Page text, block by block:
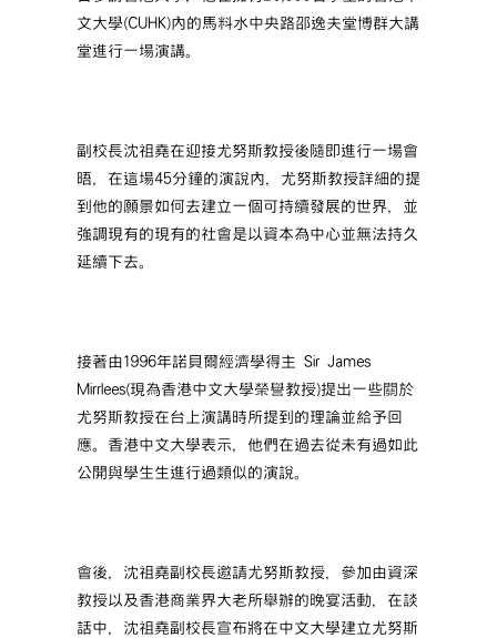
文大學(CUHK)內的馬料水中央路邵逸夫堂博群大講
堂進行一場演講。
副校長沈祖堯在迎接尤努斯教授後隨即進行一場會
晤，在這場45分鐘的演說內，尤努斯教授詳細的提
到他的願景如何去建立一個可持續發展的世界，並
強調現有的現有的社會是以資本為中心並無法持久
延續下去。
接著由1996年諾貝爾經濟學得主 Sir James
Mirrlees(現為香港中文大學榮譽教授)提出一些關於
尤努斯教授在台上演講時所提到的理論並給予回
應。香港中文大學表示，他們在過去從未有過如此
公開與學生生進行過類似的演說。
會後，沈祖堯副校長邀請尤努斯教授，參加由資深
教授以及香港商業界大老所舉辦的晚宴活動，在談
話中，沈祖堯副校長宣布將在中文大學建立尤努斯